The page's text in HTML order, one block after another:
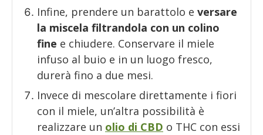
Infine, prendere un barattolo e versare
la miscela filtrandola con un colino
fine e chiudere. Conservare il miele
infuso al buio e in un luogo fresco,
durerà fino a due mesi.
Invece di mescolare direttamente i fiori
con il miele, un’altra possibilità è
realizzare un olio di CBD o THC con essi